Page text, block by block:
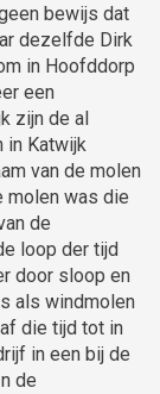
bewijs dat
dezelfde Dirk
in Hoofddorp
een
zijn de al
in Katwijk
van de molen
molen was die
de
loop der tijd
door sloop en
als windmolen
die tijd tot in
in een bij de
de